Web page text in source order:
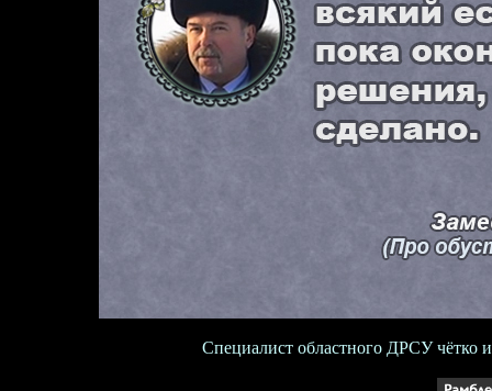
Специалист областного ДРСУ чётко и